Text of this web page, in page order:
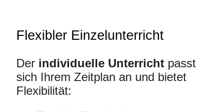
Flexibler Einzelunterricht
Der individuelle Unterricht passt
sich Ihrem Zeitplan an und bietet
Flexibilität: